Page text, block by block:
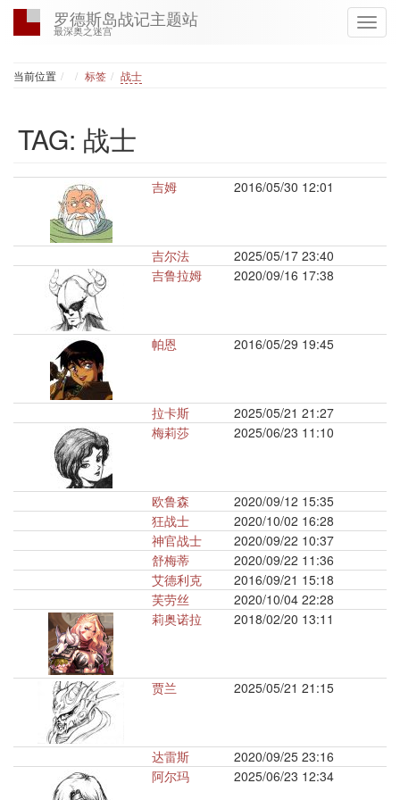
罗德斯岛战记主题站
最深奥之迷宫
当前位置 Home
标签 战士
TAG: 战士
吉姆 2016/05/30 12:01
吉尔法
2025/05/17 23:40
吉鲁拉姆
2020/09/16 17:38
帕恩 2016/05/29 19:45
拉卡斯
2025/05/21 21:27
梅莉莎
2025/06/23 11:10
欧鲁森
2020/09/12 15:35
狂战士
2020/10/02 16:28
神官战士
2020/09/22 10:37
舒梅蒂
2020/09/22 11:36
艾德利克
2016/09/21 15:18
芙劳丝
2020/10/04 22:28
莉奥诺拉
2018/02/20 13:11
贾兰 2025/05/21 21:15
达雷斯
2020/09/25 23:16
阿尔玛
2025/06/23 12:34